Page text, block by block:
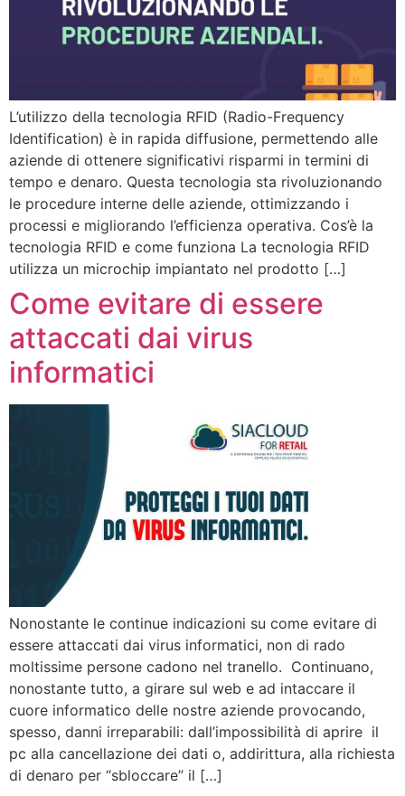
L’utilizzo della tecnologia RFID (Radio-Frequency
Identification) è in rapida diffusione, permettendo alle
aziende di ottenere significativi risparmi in termini di
tempo e denaro. Questa tecnologia sta rivoluzionando
le procedure interne delle aziende, ottimizzando i
processi e migliorando l’efficienza operativa. Cos’è la
tecnologia RFID e come funziona La tecnologia RFID
utilizza un microchip impiantato nel prodotto […]
Come evitare di essere
attaccati dai virus
informatici
Nonostante le continue indicazioni su come evitare di
essere attaccati dai virus informatici, non di rado
moltissime persone cadono nel tranello. Continuano,
nonostante tutto, a girare sul web e ad intaccare il
cuore informatico delle nostre aziende provocando,
spesso, danni irreparabili: dall’impossibilità di aprire il
pc alla cancellazione dei dati o, addirittura, alla richiesta
di denaro per “sbloccare” il […]